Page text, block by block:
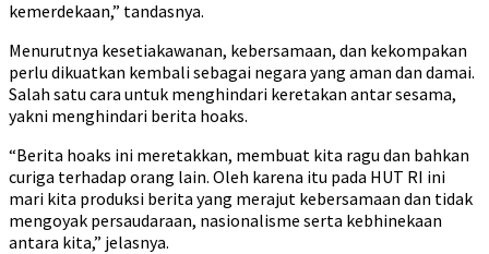
kemerdekaan,” tandasnya.
Menurutnya kesetiakawanan, kebersamaan, dan kekompakan
perlu dikuatkan kembali sebagai negara yang aman dan damai.
Salah satu cara untuk menghindari keretakan antar sesama,
yakni menghindari berita hoaks.
“Berita hoaks ini meretakkan, membuat kita ragu dan bahkan
curiga terhadap orang lain. Oleh karena itu pada HUT RI ini
mari kita produksi berita yang merajut kebersamaan dan tidak
mengoyak persaudaraan, nasionalisme serta kebhinekaan
antara kita,” jelasnya.